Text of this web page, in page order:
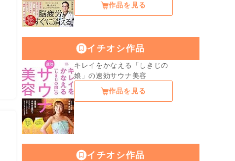
作品を見る
イチオシ作品
キレイをかなえる「しきじの
娘」の速効サウナ美容
作品を見る
イチオシ作品